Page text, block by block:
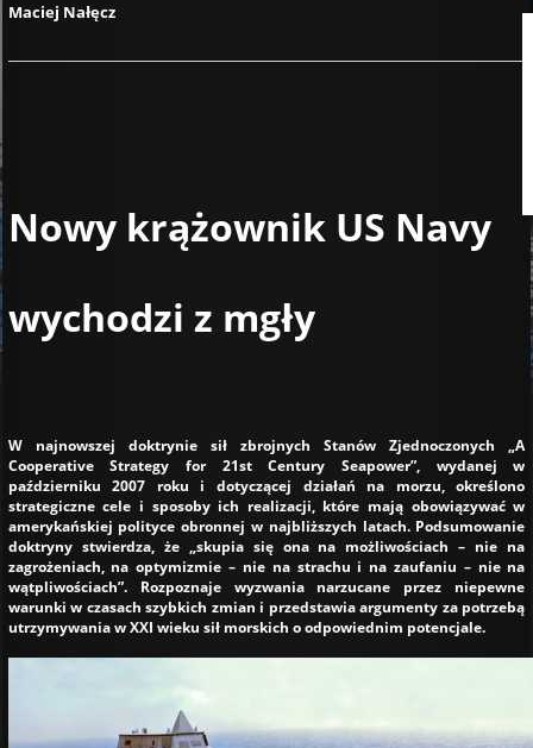
Maciej Nałęcz
Nowy krążownik US Navy
wychodzi z mgły
W najnowszej doktrynie sił zbrojnych Stanów Zjednoczonych „A
Cooperative Strategy for 21st Century Seapower”, wydanej w
październiku 2007 roku i dotyczącej działań na morzu, określono
strategiczne cele i sposoby ich realizacji, które mają obowiązywać w
amerykańskiej polityce obronnej w najbliższych latach. Podsumowanie
doktryny stwierdza, że „skupia się ona na możliwościach – nie na
zagrożeniach, na optymizmie – nie na strachu i na zaufaniu – nie na
wątpliwościach”. Rozpoznaje wyzwania narzucane przez niepewne
warunki w czasach szybkich zmian i przedstawia argumenty za potrzebą
utrzymywania w XXI wieku sił morskich o odpowiednim potencjale.